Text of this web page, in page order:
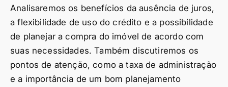
Analisaremos os benefícios da ausência de juros,
a flexibilidade de uso do crédito e a possibilidade
de planejar a compra do imóvel de acordo com
suas necessidades. Também discutiremos os
pontos de atenção, como a taxa de administração
e a importância de um bom planejamento